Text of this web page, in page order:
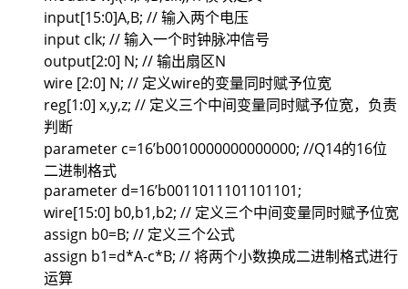
input[15:0]A,B; // 输入两个电压
input clk; // 输入一个时钟脉冲信号
output[2:0] N; // 输出扇区N
wire [2:0] N; // 定义wire的变量同时赋予位宽
reg[1:0] x,y,z; // 定义三个中间变量同时赋予位宽，负责
判断
parameter c=16’b0010000000000000; //Q14的16位
二进制格式
parameter d=16’b0011011101101101;
wire[15:0] b0,b1,b2; // 定义三个中间变量同时赋予位宽
assign b0=B; // 定义三个公式
assign b1=d*A-c*B; // 将两个小数换成二进制格式进行
运算